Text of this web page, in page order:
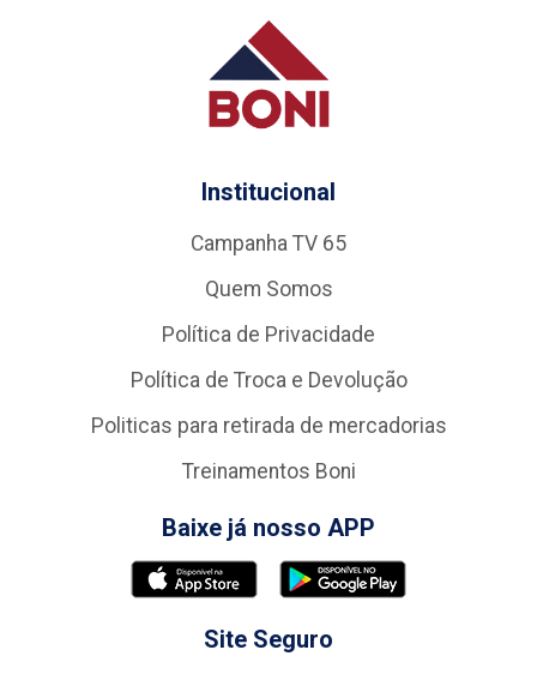
Institucional
Campanha TV 65
Quem Somos
Política de Privacidade
Política de Troca e Devolução
Politicas para retirada de mercadorias
Treinamentos Boni
Baixe já nosso APP
Site Seguro